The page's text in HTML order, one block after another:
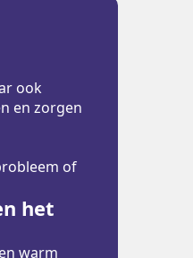
ook
en zorgen
of
het
warm